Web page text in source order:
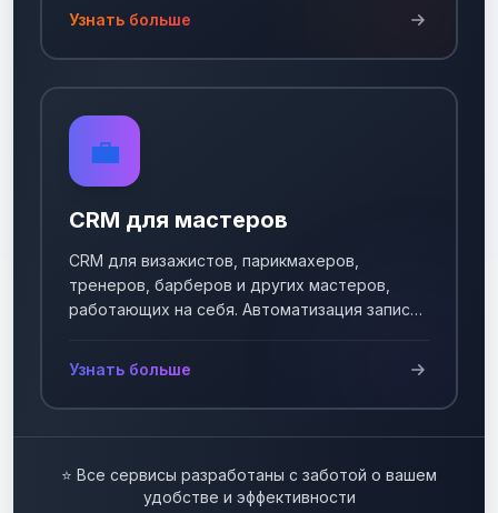
Узнать больше
💼
CRM для мастеров
CRM для визажистов, парикмахеров,
тренеров, барберов и других мастеров,
работающих на себя. Автоматизация записи
Узнать больше
⭐ Все сервисы разработаны с заботой о вашем
удобстве и эффективности